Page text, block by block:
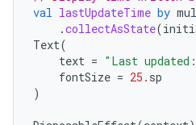
val lastUpdateTime by
.collectAsState(
Text(
text = "Last updated:
fontSize = 25. sp
)